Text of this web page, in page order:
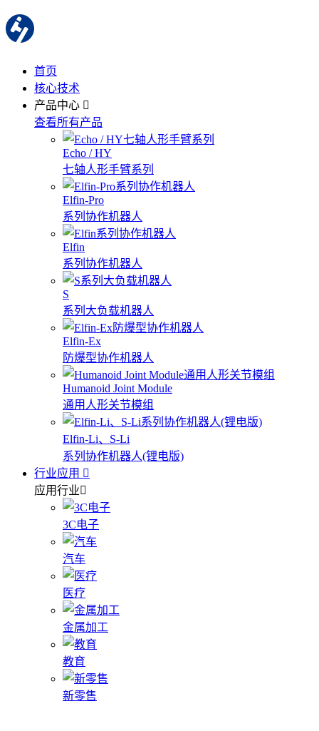
首页
核心技术
产品中心
查看所有产品
Echo / HY
七轴人形手臂系列
Elfin-Pro
系列协作机器人
Elfin
系列协作机器人
S
系列大负载机器人
Elfin-Ex
防爆型协作机器人
Humanoid Joint Module
通用人形关节模组
Elfin-Li、S-Li
系列协作机器人(锂电版)
行业应用
应用行业
3C电子
汽车
医疗
金属加工
教育
新零售